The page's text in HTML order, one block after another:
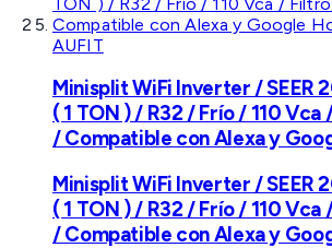
AUFIT
Minisplit WiFi Inverter / SEER
( 1 TON ) / R32 / Frío / 110
/ Compatible con Alexa y
Minisplit WiFi Inverter / SEER
( 1 TON ) / R32 / Frío / 110
/ Compatible con Alexa y